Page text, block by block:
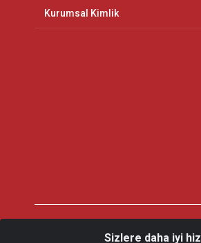
Kurumsal Kimlik
Sizlere daha iyi